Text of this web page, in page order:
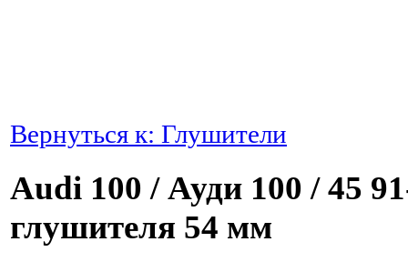
Вернуться к: Глушители
Audi 100 / Ауди 100 / 45
глушителя 54 мм